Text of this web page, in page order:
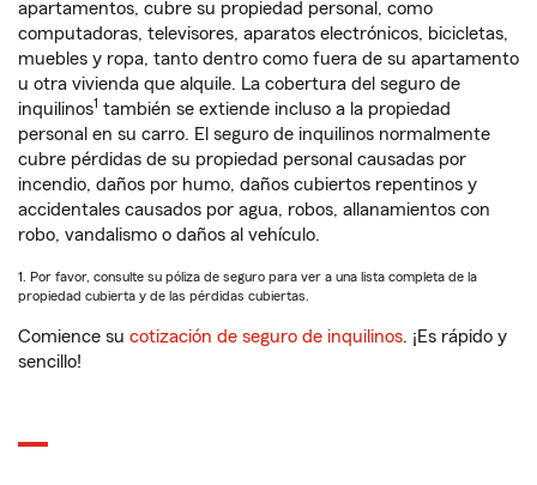
apartamentos, cubre su propiedad personal, como
computadoras, televisores, aparatos electrónicos, bicicletas,
muebles y ropa, tanto dentro como fuera de su apartamento
u otra vivienda que alquile. La cobertura del seguro de
inquilinos1 también se extiende incluso a la propiedad
personal en su carro. El seguro de inquilinos normalmente
cubre pérdidas de su propiedad personal causadas por
incendio, daños por humo, daños cubiertos repentinos y
accidentales causados por agua, robos, allanamientos con
robo, vandalismo o daños al vehículo.
1. Por favor, consulte su póliza de seguro para ver a una lista completa de la
propiedad cubierta y de las pérdidas cubiertas.
Comience su cotización de seguro de inquilinos. ¡Es rápido y
sencillo!